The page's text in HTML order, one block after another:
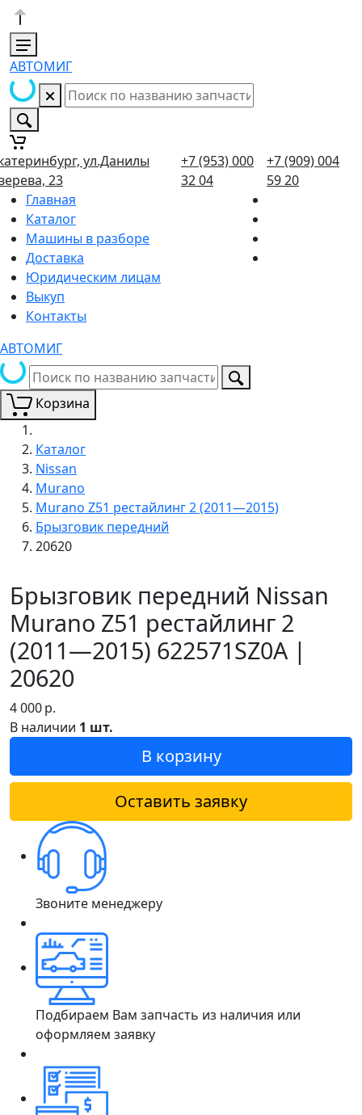
АВТОМИГ
ул.Данилы
23
+7 (953) 000
32 04
+7 (909) 004
59 20
Главная
Каталог
Машины в разборе
Доставка
Юридическим лицам
Выкуп
Контакты
АВТОМИГ
Корзина
Каталог
Nissan
Murano
Murano Z51 рестайлинг 2 (2011—2015)
Брызговик передний
20620
Брызговик передний Nissan
Murano Z51 рестайлинг 2
(2011—2015) 622571SZ0A |
20620
4 000р.
В наличии 1 шт.
В корзину
Оставить заявку
Звоните менеджеру
Подбираем Вам запчасть из наличия или
оформляем заявку